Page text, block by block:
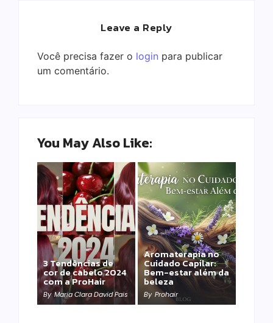
Leave a Reply
Você precisa fazer o login para publicar
um comentário.
You May Also Like:
3 Tendências de
cor de cabelo 2024
com a ProHair
By Maria Clara David Pais
Aromaterapia no
Cuidado Capilar:
Bem-estar além da
beleza
By Prohair
Detox Capilar: Por
que remover
metais pesados
salva sua química?
By Prohair